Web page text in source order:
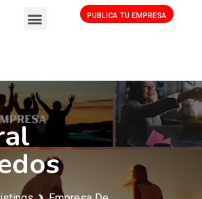
PUBLICA TU EMPRESA